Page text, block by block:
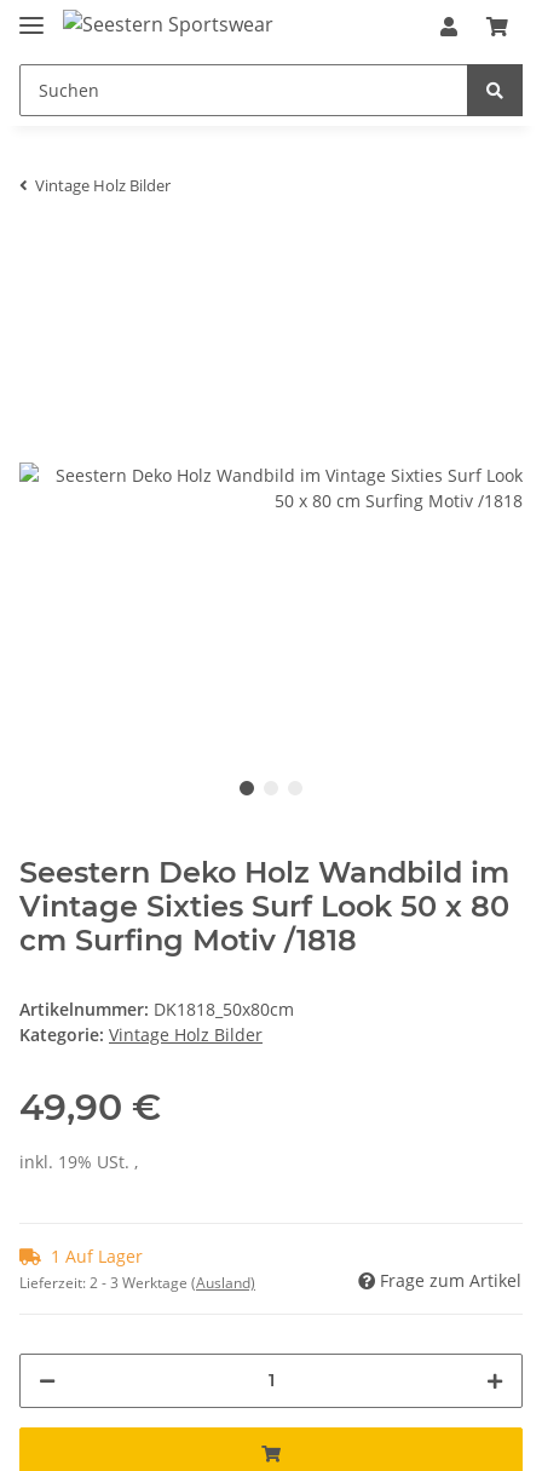
Vintage Holz Bilder
Seestern Deko Holz Wandbild im
Vintage Sixties Surf Look 50 x 80
cm Surfing Motiv /1818
Artikelnummer: DK1818_50x80cm
Kategorie: Vintage Holz Bilder
49,90 €
inkl. 19% USt. ,
1 Auf Lager
Lieferzeit:2 - 3 Werktage (Ausland) Frage zum Artikel